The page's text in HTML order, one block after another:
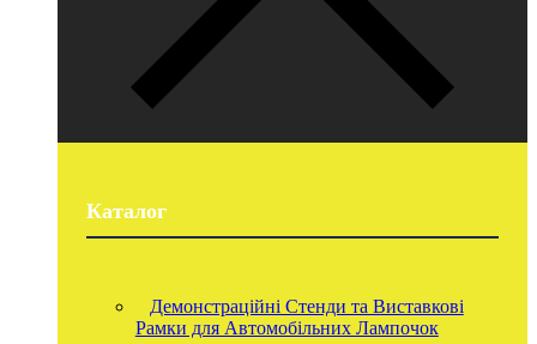
Каталог
Демонстраційні Стенди та Виставкові
Рамки для Автомобільних Лампочок